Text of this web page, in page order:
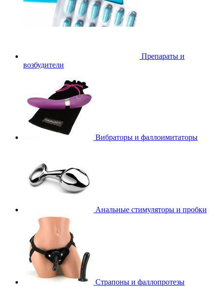
Препараты и
возбудители
Вибраторы и фаллоимитаторы
Анальные стимуляторы и пробки
Страпоны и фаллопротезы